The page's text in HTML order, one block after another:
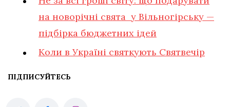
на новорічні свята у Вільногірську —
підбірка бюджетних ідей
Коли в Україні святкують Святвечір
ПІДПИСУЙТЕСЬ